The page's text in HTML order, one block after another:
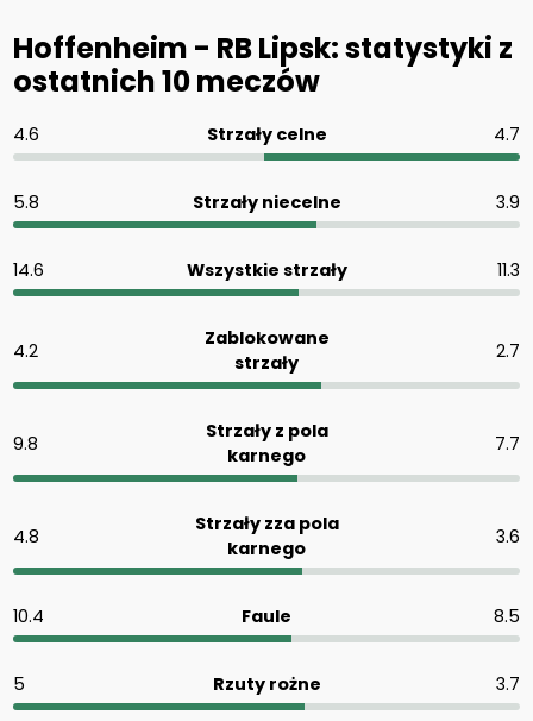
Hoffenheim - RB Lipsk: statystyki z
ostatnich 10 meczów
4.6 Strzały celne 4.7
5.8 Strzały niecelne 3.9
14.6 Wszystkie strzały 11.3
4.2
Zablokowane
strzały
2.7
9.8
Strzały z pola
karnego
7.7
4.8
Strzały zza pola
karnego
3.6
10.4 Faule 8.5
5 Rzuty rożne 3.7